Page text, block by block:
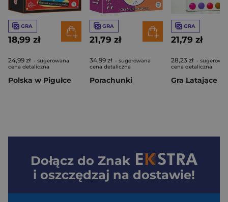
GRA
18,99 zł
24,99 zł - sugerowana
cena detaliczna
Polska w Pigułce
GRA
21,79 zł
34,99 zł - sugerowana
cena detaliczna
Porachunki
GRA
21,79 zł
28,23 zł -
cena detaliczna
Dołącz do Znak
i oszczędzaj na dostawie!